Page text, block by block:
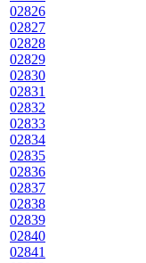
02826
02827
02828
02829
02830
02831
02832
02833
02834
02835
02836
02837
02838
02839
02840
02841